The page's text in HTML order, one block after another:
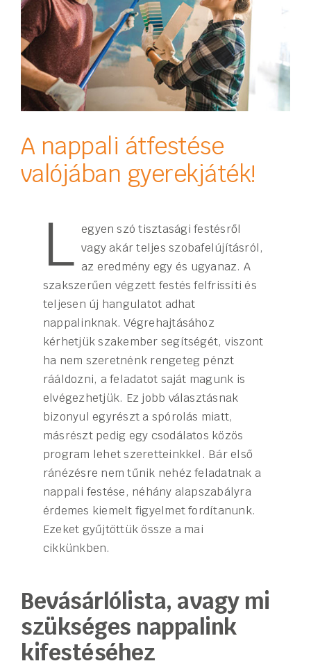
A nappali átfestése
valójában gyerekjáték!
L egyen szó tisztasági festésről
vagy akár teljes szobafelújításról,
az eredmény egy és ugyanaz. A
szakszerűen végzett festés felfrissíti és
teljesen új hangulatot adhat
nappalinknak. Végrehajtásához
kérhetjük szakember segítségét, viszont
ha nem szeretnénk rengeteg pénzt
rááldozni, a feladatot saját magunk is
elvégezhetjük. Ez jobb választásnak
bizonyul egyrészt a spórolás miatt,
másrészt pedig egy csodálatos közös
program lehet szeretteinkkel. Bár első
ránézésre nem tűnik nehéz feladatnak a
nappali festése, néhány alapszabályra
érdemes kiemelt figyelmet fordítanunk.
Ezeket gyűjtöttük össze a mai
cikkünkben.
Bevásárlólista, avagy mi
szükséges nappalink
kifestéséhez